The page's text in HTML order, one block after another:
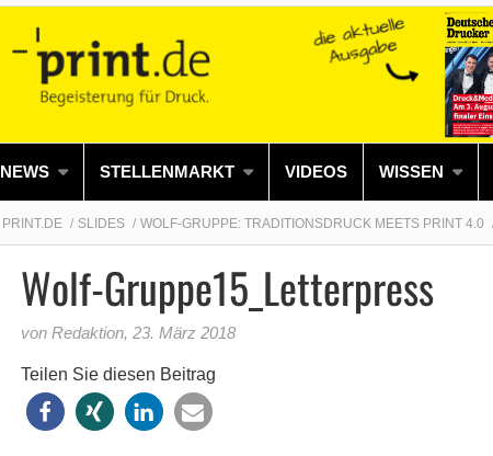
NEWS STELLENMARKT VIDEOS WISSEN
PRINT.DE SLIDES WOLF-GRUPPE: TRADITIONSDRUCK MEETS PRINT 4.0
Wolf-Gruppe15_Letterpress
von Redaktion, 23. März 2018
Teilen Sie diesen Beitrag